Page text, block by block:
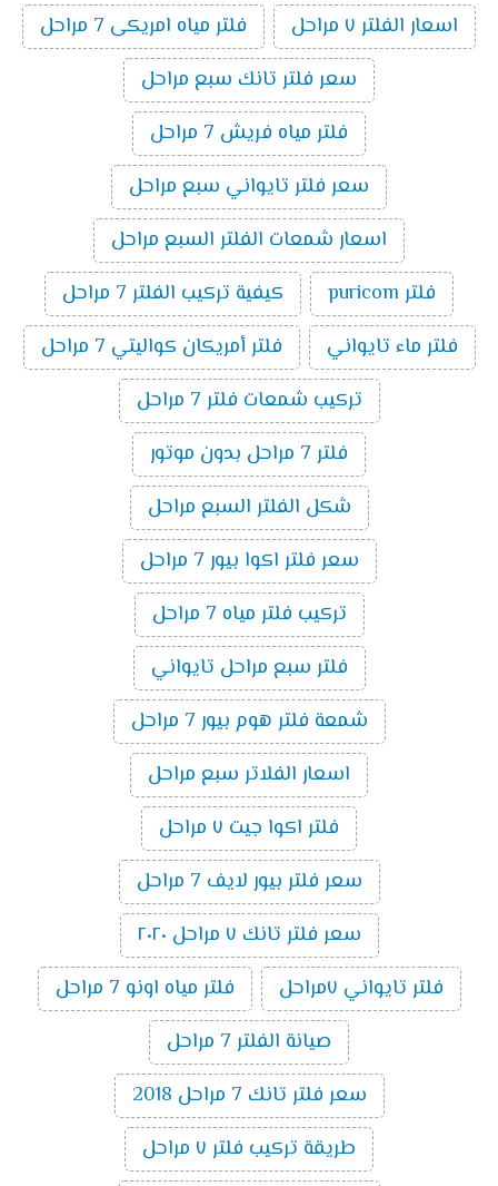
اسعار الفلتر ٧ مراحل
فلتر مياه امريكى 7 مراحل
سعر فلتر تانك سبع مراحل
فلتر مياه فريش 7 مراحل
سعر فلتر تايواني سبع مراحل
اسعار شمعات الفلتر السبع مراحل
فلتر puricom
كيفية تركيب الفلتر 7 مراحل
فلتر ماء تايواني
فلتر أمريكان كواليتي 7 مراحل
تركيب شمعات فلتر 7 مراحل
فلتر 7 مراحل بدون موتور
شكل الفلتر السبع مراحل
سعر فلتر اكوا بيور 7 مراحل
تركيب فلتر مياه 7 مراحل
فلتر سبع مراحل تايواني
شمعة فلتر هوم بيور 7 مراحل
اسعار الفلاتر سبع مراحل
فلتر اكوا جيت ٧ مراحل
سعر فلتر بيور لايف 7 مراحل
سعر فلتر تانك ٧ مراحل ٢٠٢٠
فلتر تايواني ٧مراحل
فلتر مياه اونو 7 مراحل
صيانة الفلتر 7 مراحل
سعر فلتر تانك 7 مراحل 2018
طريقة تركيب فلتر ٧ مراحل